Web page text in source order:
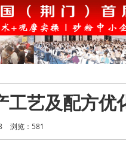
工艺及配方优
浏览： 581